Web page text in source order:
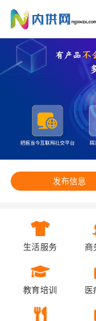
发布信息
生活服务 商
教育培训 医